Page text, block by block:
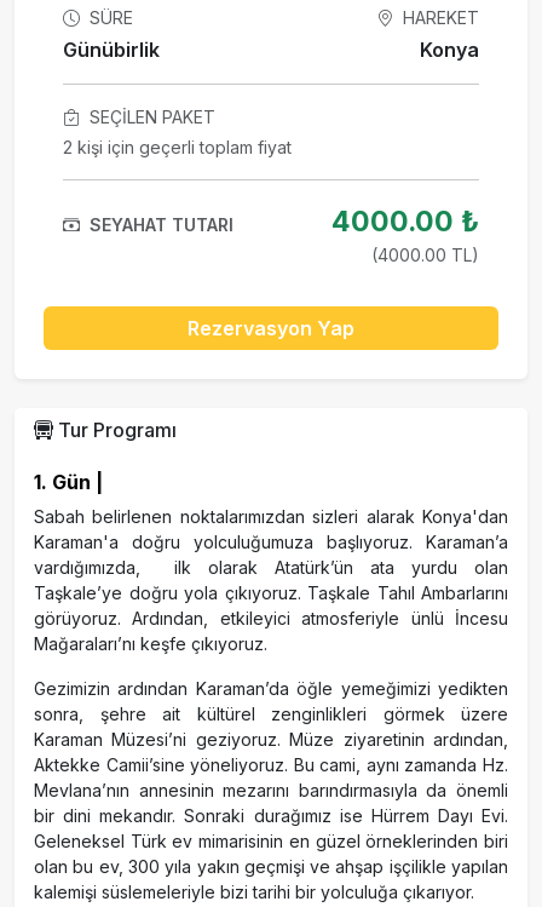
SÜRE
Günübirlik
HAREKET
Konya
SEÇILEN PAKET
2 kişi için geçerli toplam fiyat
SEYAHAT TUTARI 4000.00 ₺
(4000.00 TL)
Rezervasyon Yap
Tur Programı
1. Gün |
Sabah belirlenen noktalarımızdan sizleri alarak Konya'dan
Karaman'a doğru yolculuğumuza başlıyoruz. Karaman’a
vardığımızda, ilk olarak Atatürk’ün ata yurdu olan
Taşkale’ye doğru yola çıkıyoruz. Taşkale Tahıl Ambarlarını
görüyoruz. Ardından, etkileyici atmosferiyle ünlü İncesu
Mağaraları’nı keşfe çıkıyoruz.
Gezimizin ardından Karaman’da öğle yemeğimizi yedikten
sonra, şehre ait kültürel zenginlikleri görmek üzere
Karaman Müzesi’ni geziyoruz. Müze ziyaretinin ardından,
Aktekke Camii’sine yöneliyoruz. Bu cami, aynı zamanda Hz.
Mevlana’nın annesinin mezarını barındırmasıyla da önemli
bir dini mekandır. Sonraki durağımız ise Hürrem Dayı Evi.
Geleneksel Türk ev mimarisinin en güzel örneklerinden biri
olan bu ev, 300 yıla yakın geçmişi ve ahşap işçilikle yapılan
kalemişi süslemeleriyle bizi tarihi bir yolculuğa çıkarıyor.